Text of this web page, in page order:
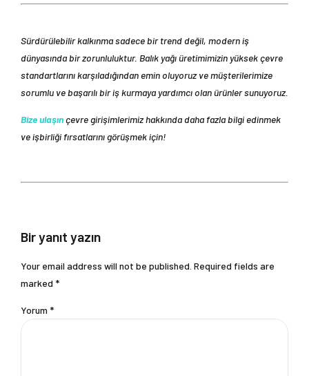
Sürdürülebilir kalkınma sadece bir trend değil, modern iş
dünyasında bir zorunluluktur. Balık yağı üretimimizin yüksek çevre
standartlarını karşıladığından emin oluyoruz ve müşterilerimize
sorumlu ve başarılı bir iş kurmaya yardımcı olan ürünler sunuyoruz.
Bize ulaşınçevre girişimlerimiz hakkında daha fazla bilgi edinmek
ve işbirliği fırsatlarını görüşmek için!
Bir yanıt yazın
Your email address will not be published. Required fields are
marked *
Yorum *